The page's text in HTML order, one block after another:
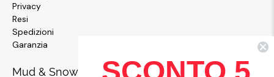
Privacy
Resi
Spedizioni
Garanzia
Mud & Snow